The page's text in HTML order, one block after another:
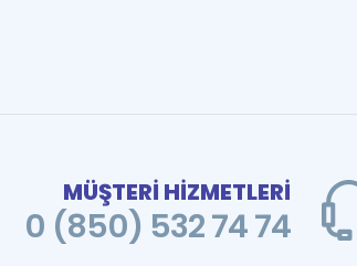
MÜŞTERİ HİZMETLERİ
0 (850) 532 74 74